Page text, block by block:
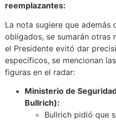
reemplazantes:
La nota sugiere que además
obligados, se sumarán otras
el Presidente evitó dar
específicos, se mencionan
figuras en el radar:
Ministerio de
Bullrich):
Bullrich pidió que